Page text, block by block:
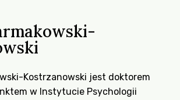
Kostrzanowski jest doktorem
w Instytucie Psychologii